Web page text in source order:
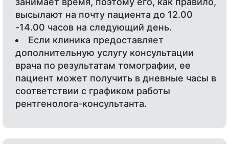
высылают на почту пациента до 12.00
-14.00 часов на следующий день.
Если клиника предоставляет
дополнительную услугу консультации
врача по результатам томографии, ее
пациент может получить в дневные часы в
соответствии с графиком работы
рентгенолога-консультанта.